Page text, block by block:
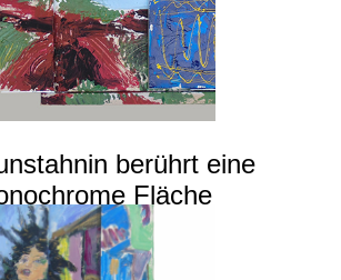
berührt eine
Fläche